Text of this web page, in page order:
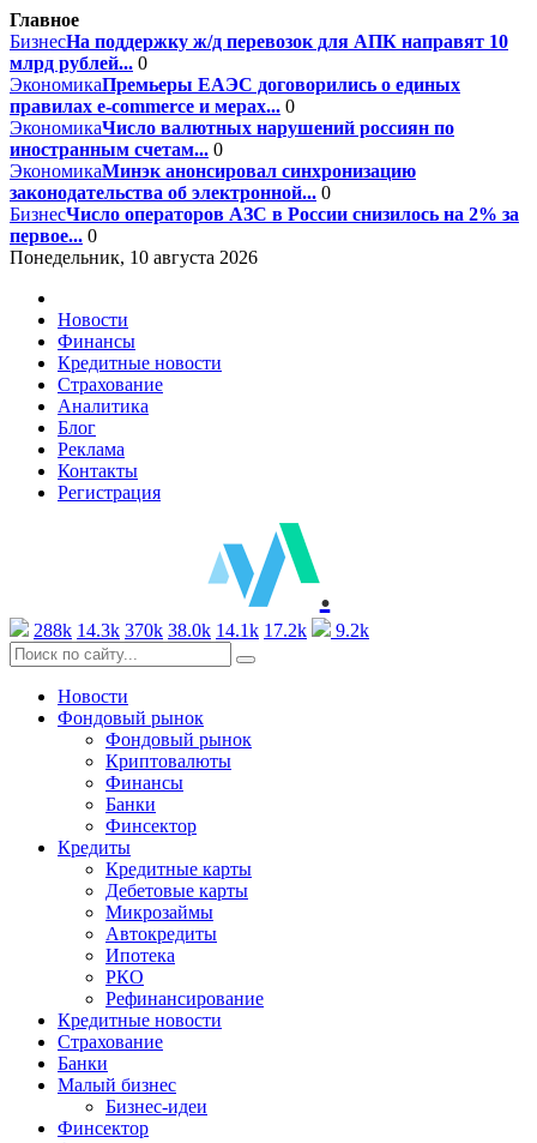
Главное
БизнесНа поддержку ж/д перевозок для АПК направят 10
млрд рублей... 0
ЭкономикаПремьеры ЕАЭС договорились о единых
правилах e-commerce и мерах... 0
ЭкономикаЧисло валютных нарушений россиян по
иностранным счетам... 0
ЭкономикаМинэк анонсировал синхронизацию
законодательства об электронной... 0
БизнесЧисло операторов АЗС в России снизилось на 2% за
первое... 0
Понедельник, 10 августа 2026
Новости
Финансы
Кредитные новости
Страхование
Аналитика
Блог
Реклама
Контакты
Регистрация
.
288k 14.3k 370k 38.0k 14.1k 17.2k 9.2k
Новости
Фондовый рынок
Фондовый рынок
Криптовалюты
Финансы
Банки
Финсектор
Кредиты
Кредитные карты
Дебетовые карты
Микрозаймы
Автокредиты
Ипотека
РКО
Рефинансирование
Кредитные новости
Страхование
Банки
Малый бизнес
Бизнес-идеи
Финсектор